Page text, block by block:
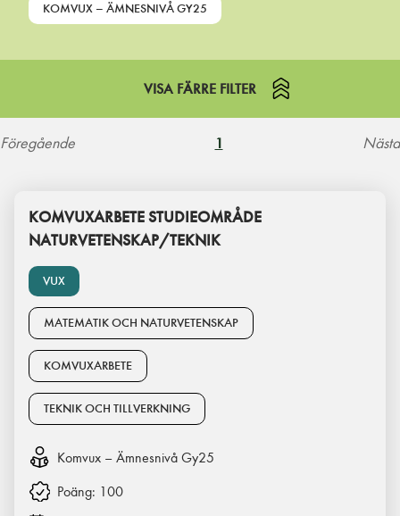
KOMVUX – ÄMNESNIVÅ GY25
VISA FÄRRE FILTER
Föregående 1 Nästa
VUX
KOMVUXARBETE STUDIEOMRÅDE
NATURVETENSKAP/TEKNIK
MATEMATIK OCH NATURVETENSKAP
KOMVUXARBETE
TEKNIK OCH TILLVERKNING
Komvux – Ämnesnivå Gy25
Poäng: 100